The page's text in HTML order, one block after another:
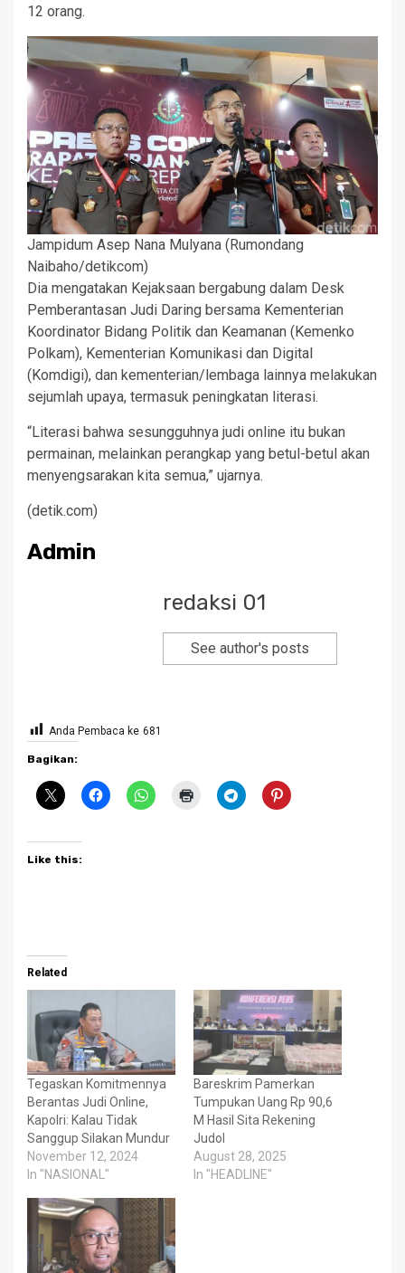
12 orang.
Jampidum Asep Nana Mulyana (Rumondang
Naibaho/detikcom)
Dia mengatakan Kejaksaan bergabung dalam Desk
Pemberantasan Judi Daring bersama Kementerian
Koordinator Bidang Politik dan Keamanan (Kemenko
Polkam), Kementerian Komunikasi dan Digital
(Komdigi), dan kementerian/lembaga lainnya melakukan
sejumlah upaya, termasuk peningkatan literasi.
“Literasi bahwa sesungguhnya judi online itu bukan
permainan, melainkan perangkap yang betul-betul akan
menyengsarakan kita semua,” ujarnya.
(detik.com)
Admin
redaksi 01
See author's posts
Anda Pembaca ke 681
Bagikan:
Like this:
Related
Tegaskan Komitmennya
Berantas Judi Online,
Kapolri: Kalau Tidak
Sanggup Silakan Mundur
November 12, 2024
In "NASIONAL"
Bareskrim Pamerkan
Tumpukan Uang Rp 90,6
M Hasil Sita Rekening
Judol
August 28, 2025
In "HEADLINE"